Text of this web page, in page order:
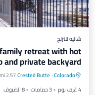
شاليه للتزلج
retreat with hot
and private backyard.
Colorado
·
Crested Butte2.57 mi إلى وسط المدينة
4 غرف نوم
3 حمامات
8 الضيوف
موقف سيارات
شرفة / تراس